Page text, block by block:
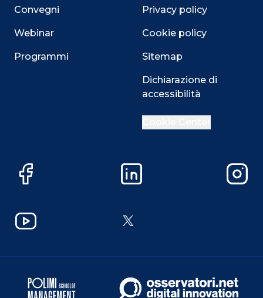
Convegni
Webinar
Programmi
Privacy policy
Cookie policy
Sitemap
Dichiarazione di
accessibilità
Facebook LinkedIn
YouTube X